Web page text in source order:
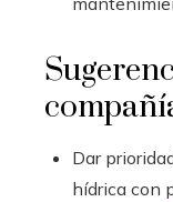
Dar
hídrica con